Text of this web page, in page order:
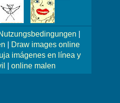
Draw images online
imágenes en línea y
online malen